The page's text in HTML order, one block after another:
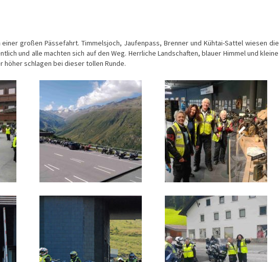
großen Pässefahrt. Timmelsjoch, Jaufenpass, Brenner und Kühtai-Sattel wiesen die
und alle machten sich auf den Weg. Herrliche Landschaften, blauer Himmel und kleine
höher schlagen bei dieser tollen Runde.